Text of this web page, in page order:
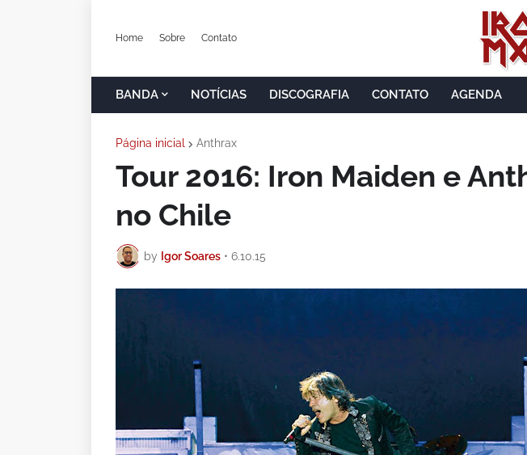
Home Sobre Contato
BANDA NOTÍCIAS DISCOGRAFIA CONTATO AGENDA
Página inicial Anthrax
Tour 2016: Iron Maiden e
no Chile
by Igor Soares • 6.10.15